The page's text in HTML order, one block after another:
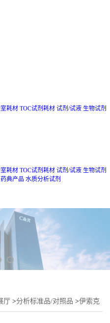
耗材 TOC试剂耗材 试剂/试液 生物试剂
耗材 TOC试剂耗材 试剂/试液 生物试剂
药典产品 水质分析试剂
厅 >分析标准品/对照品 >伊索克